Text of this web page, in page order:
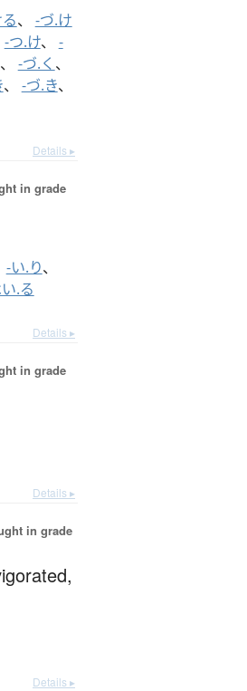
、 -づ.け
-つ.け、 -
、 -づ.く 、
、 -づ.き、
Details ▸
in grade
-い.り、
.る
Details ▸
in grade
Details ▸
in grade
Details ▸